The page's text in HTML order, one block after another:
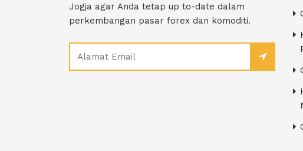
Jogja agar Anda tetap up to-date dalam
perkembangan pasar forex dan komoditi.